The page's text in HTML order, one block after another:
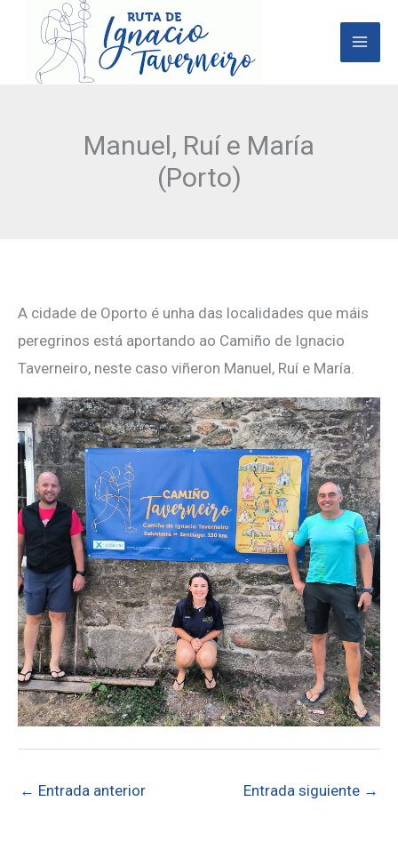
contenido
Manuel, Ruí e María
(Porto)
A cidade de Oporto é unha das localidades que máis
peregrinos está aportando ao Camiño de Ignacio
Taverneiro, neste caso viñeron Manuel, Ruí e María.
← Entrada anterior Entrada siguiente →